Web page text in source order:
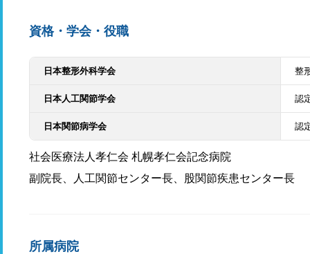
資格・学会・役職
日本整形外科学会 整
日本人工関節学会 認
日本関節病学会 認
社会医療法人孝仁会 札幌孝仁会記念病院
副院長、人工関節センター長、股関節疾患センター長
所属病院